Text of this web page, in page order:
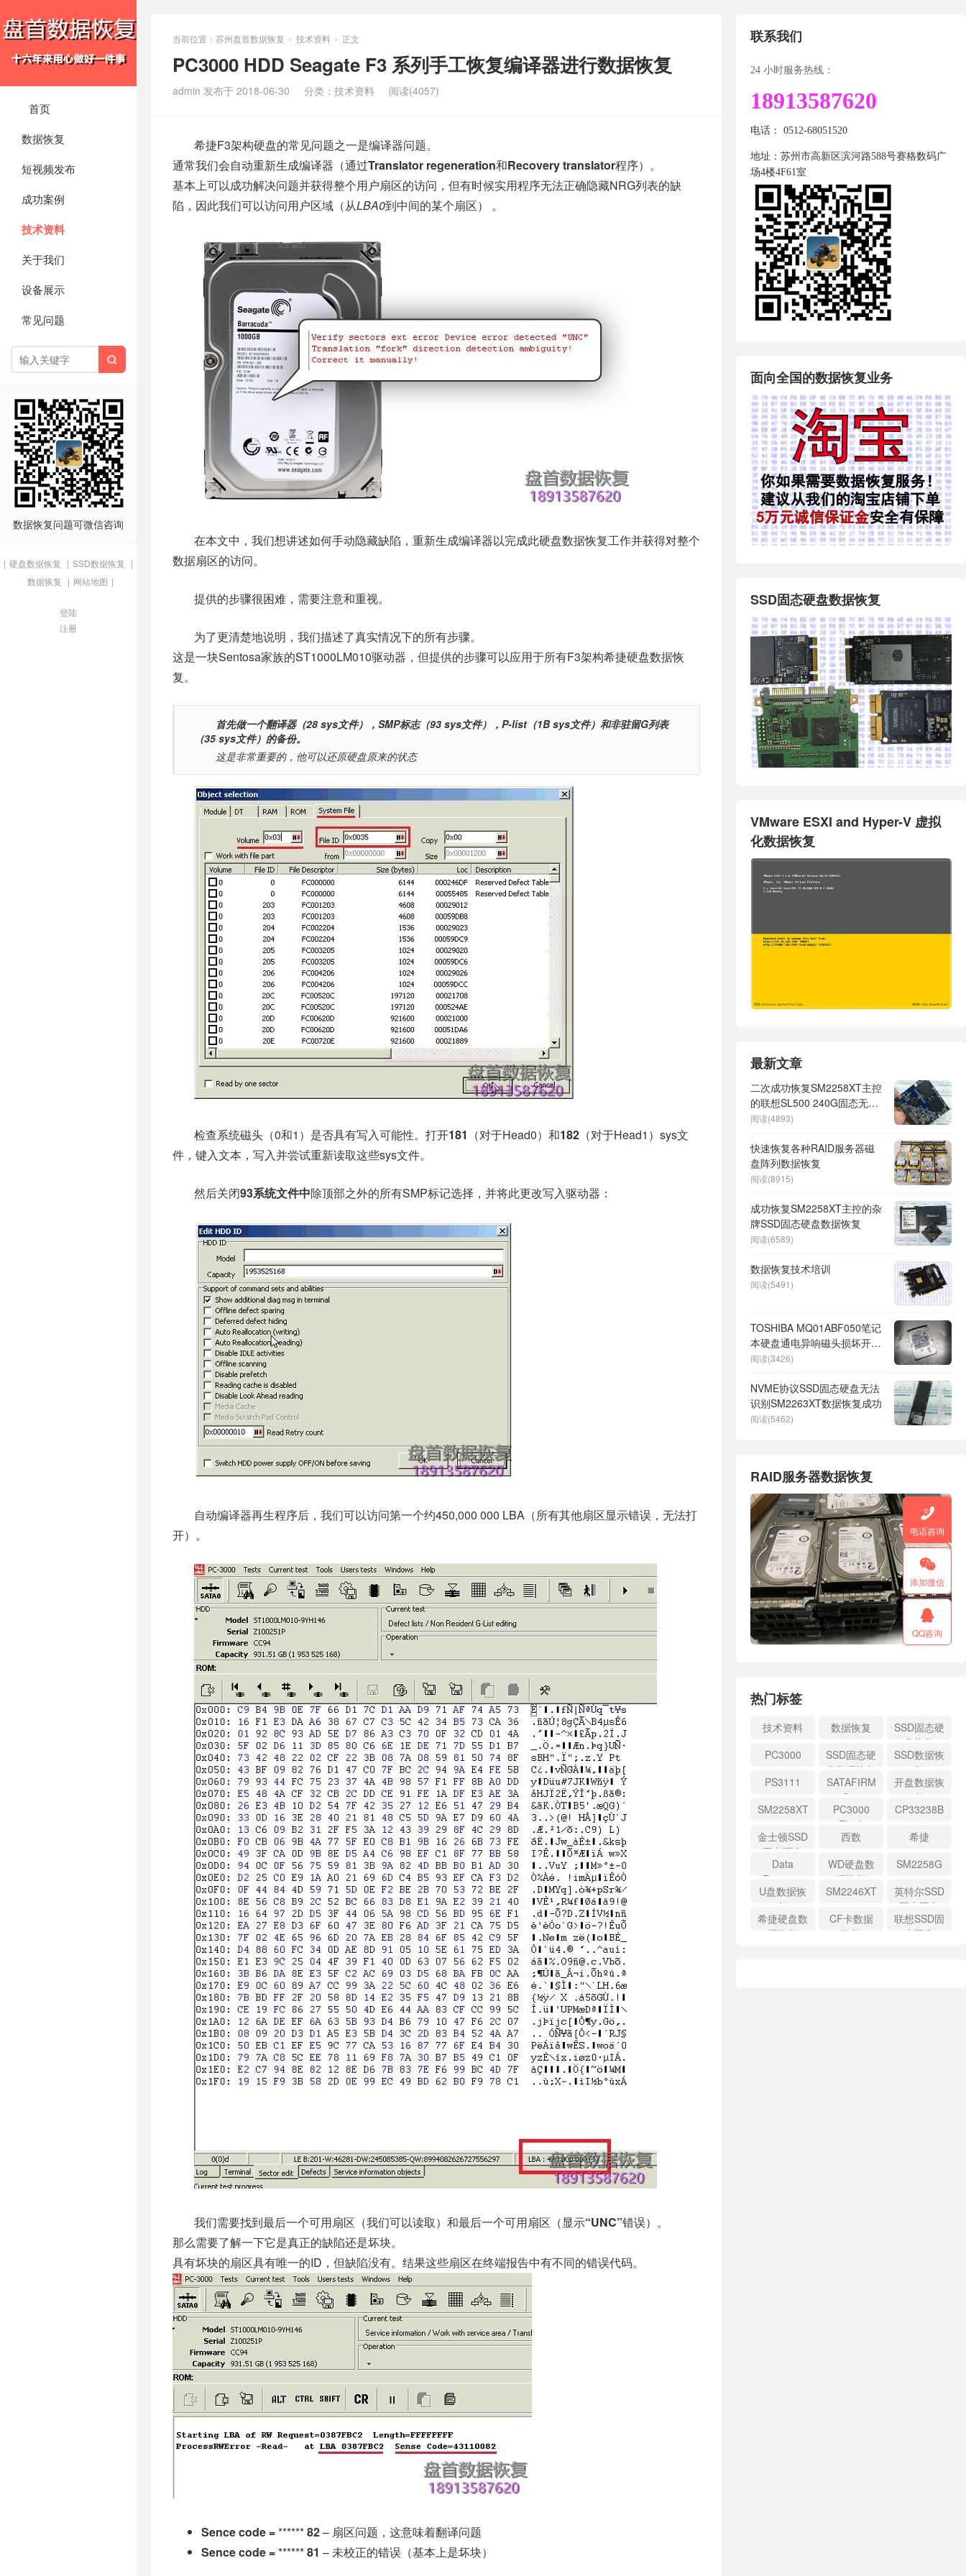
首页
数据恢复
短视频发布
成功案例
技术资料
关于我们
设备展示
常见问题

数据恢复问题可微信咨询
| 硬盘数据恢复 | SSD数据恢复 |
数据恢复 | 网站地图 |
登陆
注册
当前位置： 苏州盘首数据恢复 > 技术资料 > 正文
PC3000 HDD Seagate F3 系列手工恢复编译器进行数据恢复
admin 发布于 2018-06-30 分类： 技术资料 阅读(4057)
希捷F3架构硬盘的常见问题之一是编译器问题。
通常我们会自动重新生成编译器（通过Translator regeneration和Recovery translator程序）。
基本上可以成功解决问题并获得整个用户扇区的访问，但有时候实用程序无法正确隐藏NRG列表的缺
陷，因此我们可以访问用户区域（从LBA0到中间的某个扇区） 。
在本文中，我们想讲述如何手动隐藏缺陷，重新生成编译器以完成此硬盘数据恢复工作并获得对整个
数据扇区的访问。
提供的步骤很困难，需要注意和重视。
为了更清楚地说明，我们描述了真实情况下的所有步骤。
这是一块Sentosa家族的ST1000LM010驱动器，但提供的步骤可以应用于所有F3架构希捷硬盘数据恢
复。
首先做一个翻译器（28 sys文件），SMP标志（93 sys文件），P-list（1B sys文件）和非驻留G列表
（35 sys文件）的备份。
这是非常重要的，他可以还原硬盘原来的状态
检查系统磁头（0和1）是否具有写入可能性。 打开181 （对于Head0）和182 （对于Head1）sys文
件，键入文本，写入并尝试重新读取这些sys文件。
然后关闭93系统文件中除顶部之外的所有SMP标记选择，并将此更改写入驱动器：
自动编译器再生程序后，我们可以访问第一个约450,000 000 LBA（所有其他扇区显示错误，无法打
开）。
我们需要找到最后一个可用扇区（我们可以读取）和最后一个可用扇区（显示“UNC”错误）。
那么需要了解一下它是真正的缺陷还是坏块。
具有坏块的扇区具有唯一的ID，但缺陷没有。结果这些扇区在终端报告中有不同的错误代码。
Sence code =******82– 扇区问题，这意味着翻译问题
Sence code =******81 – 未校正的错误（基本上是坏块）
联系我们
24 小时服务热线：
18913587620
电话： 0512-68051520
地址：苏州市高新区滨河路588号赛格数码广
场4楼4F61室
面向全国的数据恢复业务
SSD固态硬盘数据恢复
VMware ESXI and Hyper-V 虚拟
化数据恢复
最新文章
二次成功恢复SM2258XT主控
的联想SL500 240G固态无法
识别读不取盘
阅读(4893)
快速恢复各种RAID服务器磁
盘阵列数据恢复
阅读(8915)
成功恢复SM2258XT主控的杂
牌SSD固态硬盘数据恢复
阅读(6589)
数据恢复技术培训
阅读(5491)
TOSHIBA MQ01ABF050笔记
本硬盘通电异响磁头损坏开盘
数据恢复成功
阅读(3426)
NVME协议SSD固态硬盘无法
识别SM2263XT数据恢复成功
阅读(5462)
RAID服务器数据恢复
热门标签
技术资料 数据恢复
SSD固态硬
盘恢复
PC3000
SSD固态硬
盘数据恢复
SSD数据恢
复
PS3111
SATAFIRM
S11
开盘数据恢
复
SM2258XT
PC3000
Flash
CP33238B
金士顿SSD
固态硬盘
西数
希捷
Data
Extractor
WD硬盘数
据恢复
SM2258G
U盘数据恢
复
SM2246XT
英特尔SSD
固态硬盘
希捷硬盘数
据恢复
CF卡数据
恢复
联想SSD固
态硬盘

电话咨询

添加微信

QQ咨询